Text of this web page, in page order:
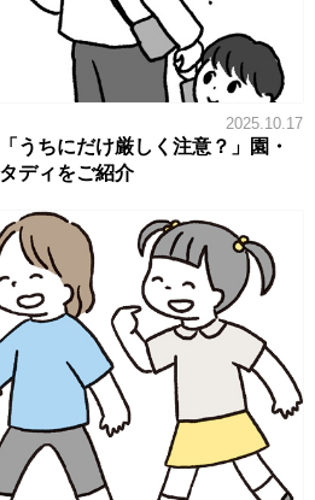
2025.10.17
うちにだけ厳しく注意？」園・
ディをご紹介